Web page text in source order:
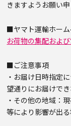
きますようお願い申
■ヤマト運輸ホー
お荷物の集配およ
■ご注意事項
・お届け日時指定
望通りにお届けで
・その他の地域：
等により影響が出る